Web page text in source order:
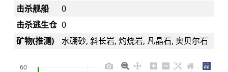
击杀舰船
0
击杀逃生仓 0
矿物(推测)
水硼砂, 斜长岩, 灼烧岩, 凡晶石, 奥贝尔石
60